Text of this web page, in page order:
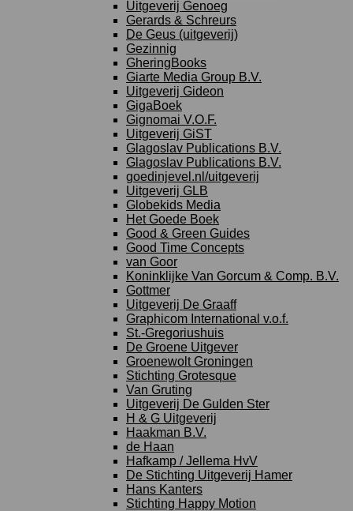
Uitgeverij Genoeg
Gerards & Schreurs
De Geus (uitgeverij)
Gezinnig
GheringBooks
Giarte Media Group B.V.
Uitgeverij Gideon
GigaBoek
Gignomai V.O.F.
Uitgeverij GiST
Glagoslav Publications B.V.
Glagoslav Publications B.V.
goedinjevel.nl/uitgeverij
Uitgeverij GLB
Globekids Media
Het Goede Boek
Good & Green Guides
Good Time Concepts
van Goor
Koninklijke Van Gorcum & Comp. B.V.
Gottmer
Uitgeverij De Graaff
Graphicom International v.o.f.
St.-Gregoriushuis
De Groene Uitgever
Groenewolt Groningen
Stichting Grotesque
Van Gruting
Uitgeverij De Gulden Ster
H & G Uitgeverij
Haakman B.V.
de Haan
Hafkamp / Jellema HvV
De Stichting Uitgeverij Hamer
Hans Kanters
Stichting Happy Motion